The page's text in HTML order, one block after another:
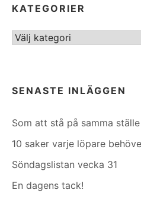
KATEGORIER
Kategorier
SENASTE INLÄGGEN
Som att stå på samma
10 saker varje löpare
Söndagslistan vecka 31
En dagens tack!